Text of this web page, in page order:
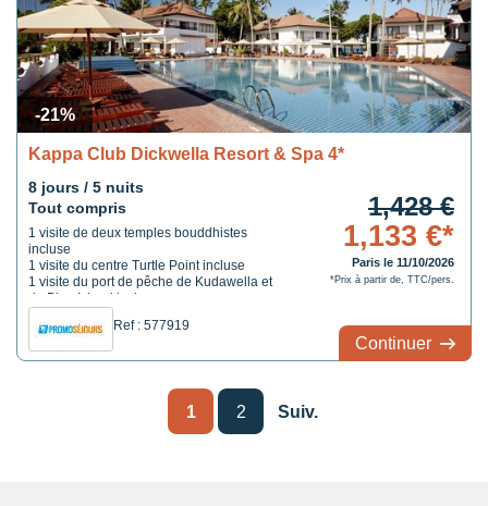
-21%
Kappa Club Dickwella Resort & Spa 4*
8 jours / 5 nuits
Tout compris
1 visite de deux temples bouddhistes
incluse
1 visite du centre Turtle Point incluse
1 visite du port de pêche de Kudawella et
de Blue Island incluse
Ref : 577919
1,428 €
1,133 €*
Paris le 11/10/2026
*Prix à partir de, TTC/pers.
Continuer
1 2 Suiv.